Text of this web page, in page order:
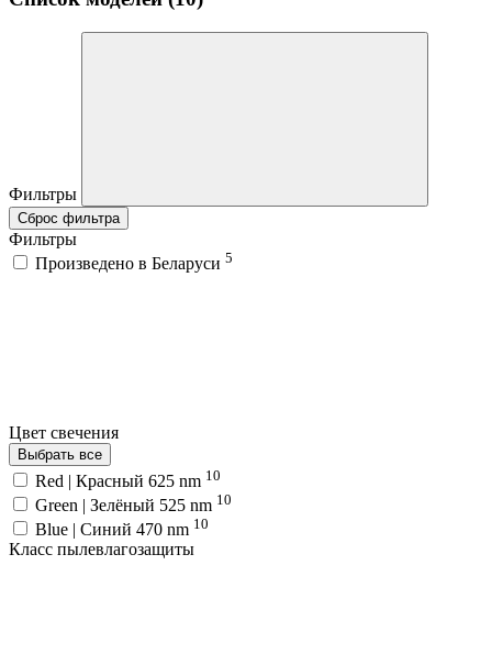
Фильтры
Сброс фильтра
Фильтры
Произведено в Беларуси 5
Цвет свечения
Выбрать все
Red | Красный 625 nm 10
Green | Зелёный 525 nm 10
Blue | Синий 470 nm 10
Класс пылевлагозащиты